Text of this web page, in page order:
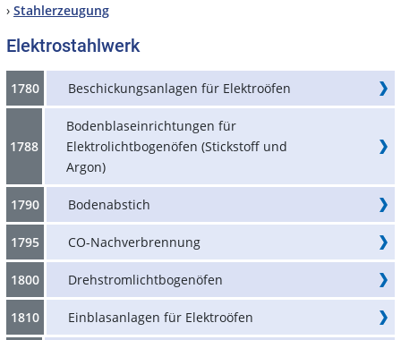
› Stahlerzeugung
Elektrostahlwerk
1780 Beschickungsanlagen für Elektroöfen
1788
Bodenblaseinrichtungen für
Elektrolichtbogenöfen (Stickstoff und
Argon)
1790 Bodenabstich
1795 CO-Nachverbrennung
1800 Drehstromlichtbogenöfen
1810 Einblasanlagen für Elektroöfen